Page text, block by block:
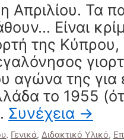
Απριλίου. Τα
Είναι
της Κύπρου,
αγώνα της
το 1955
Συνέχεια →
, Γενικά, Διδακτικό Υλικό,